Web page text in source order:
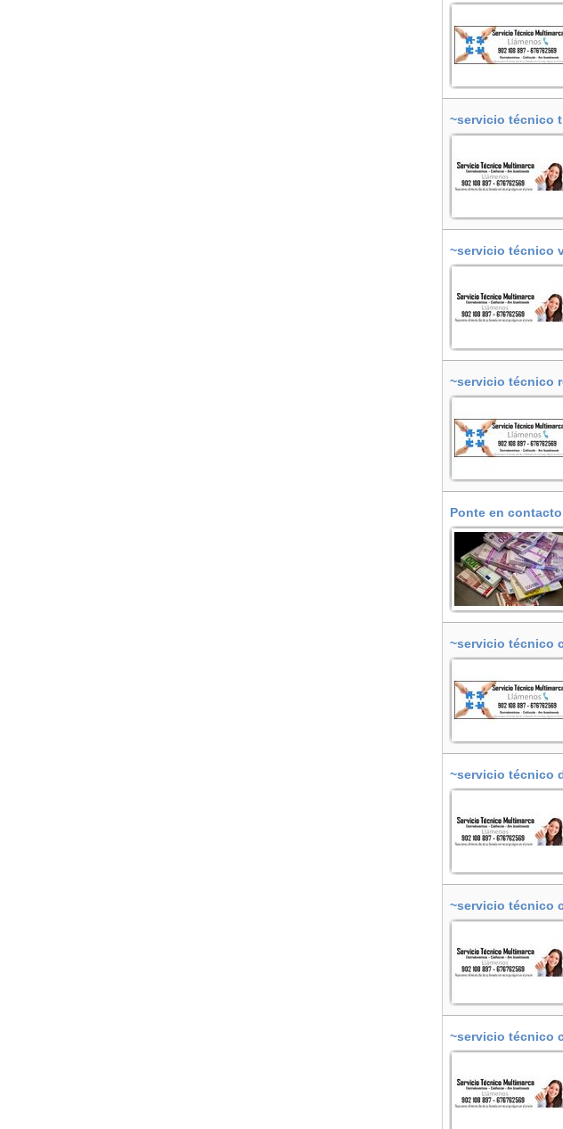
~servicio técnico
~servicio técnico
~servicio técnico
Ponte en
~servicio técnico
~servicio técnico
~servicio técnico
~servicio técnico